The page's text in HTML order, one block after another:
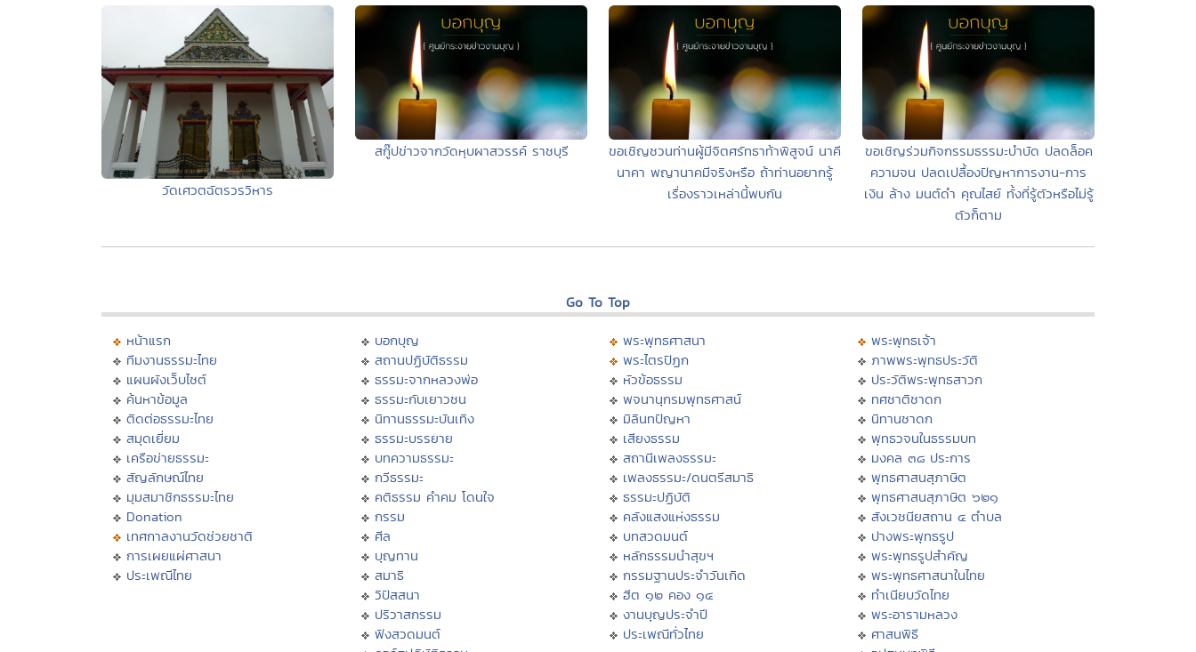
วัดเศวตฉัตรวรวิหาร
สกู๊ปข่าวจากวัดหุบผาสวรรค์ ราชบุรี
ขอเชิญชวนท่านผู้มีจิตศรัทธาท้าพิสูจน์ นาคี
นาคา พญานาคมีจริงหรือ ถ้าท่านอยากรู้
เรื่องราวเหล่านี้พบกัน
ขอเชิญร่วมกิจกรรมธรรมะบำบัด ปลดล็อค
ความจน ปลดเปลื้องปัญหาการงาน-การ
เงิน ล้าง มนต์ดำ คุณไสย์ ทั้งที่รู้ตัวหรือไม่รู้
ตัวก็ตาม
Go To Top
หน้าแรก
ทีมงานธรรมะไทย
แผนผังเว็บไซต์
ค้นหาข้อมูล
ติดต่อธรรมะไทย
สมุดเยี่ยม
เครือข่ายธรรมะ
สัญลักษณ์ไทย
มุมสมาชิกธรรมะไทย
Donation
เทศกาลงานวัดช่วยชาติ
การเผยแผ่ศาสนา
ประเพณีไทย
บอกบุญ
สถานปฏิบัติธรรม
ธรรมะจากหลวงพ่อ
ธรรมะกับเยาวชน
นิทานธรรมะบันเทิง
ธรรมะบรรยาย
บทความธรรมะ
กวีธรรมะ
คติธรรม คำคม โดนใจ
กรรม
ศีล
บุญทาน
สมาธิ
วิปัสสนา
ปริวาสกรรม
ฟังสวดมนต์
พระพุทธศาสนา
พระไตรปิฏก
หัวข้อธรรม
พจนานุกรมพุทธศาสน์
มิลินทปัญหา
เสียงธรรม
สถานีเพลงธรรมะ
เพลงธรรมะ/ดนตรีสมาธิ
ธรรมะปฏิบัติ
คลังแสงแห่งธรรม
บทสวดมนต์
หลักธรรมนำสุขฯ
กรรมฐานประจำวันเกิด
ฮีต ๑๒ คอง ๑๔
งานบุญประจำปี
ประเพณีทั่วไทย
พระพุทธเจ้า
ภาพพระพุทธประวัติ
ประวัติพระพุทธสาวก
ทศชาติชาดก
นิทานชาดก
พุทธวจนในธรรมบท
มงคล ๓๘ ประการ
พุทธศาสนสุภาษิต
พุทธศาสนสุภาษิต ๖๒๑
สังเวชนียสถาน ๔ ตำบล
ปางพระพุทธรูป
พระพุทธรูปสำคัญ
พระพุทธศาสนาในไทย
ทำเนียบวัดไทย
พระอารามหลวง
ศาสนพิธี